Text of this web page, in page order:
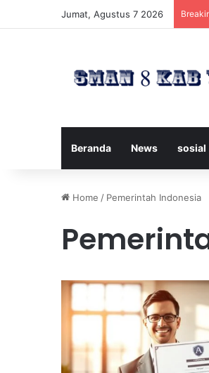
Jumat, Agustus 7 2026
Beranda News sosial
Home / Pemerintah Indonesia